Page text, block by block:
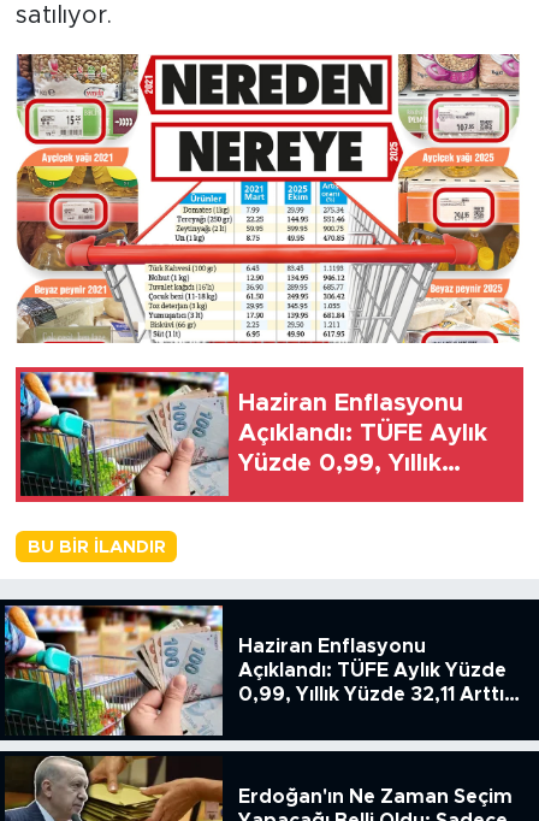
satılıyor.
Haziran Enflasyonu
Açıklandı: TÜFE Aylık
Yüzde 0,99, Yıllık
BU BIR İLANDIR
Haziran Enflasyonu
Açıklandı: TÜFE Aylık Yüzde
0,99, Yıllık Yüzde 32,11 Arttı,
51.49
Erdoğan'ın Ne Zaman Seçim